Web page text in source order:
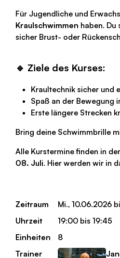
Für Jugendliche und
Kraulschwimmen haben.
sicher Brust- oder
🔹 Ziele des Kurses:
Kraultechnik sicher und
Spaß an der Bewegung
Erste längere Strecken
Bring deine Schwimmbrille
Alle Kurstermine finden in
08. Juli. Hier werden wir in
Zeitraum
Mi., 10.06.2026
Uhrzeit
19:00 bis 19:45
Einheiten
8
Trainer